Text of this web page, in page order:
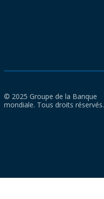
© 2025 Groupe de la Banque
mondiale. Tous droits réservés.